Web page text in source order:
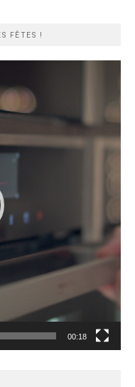
FÊTES !
00:18